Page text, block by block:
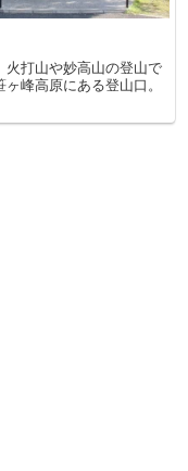
火打山や妙高山の登山で
峰高原にある登山口。